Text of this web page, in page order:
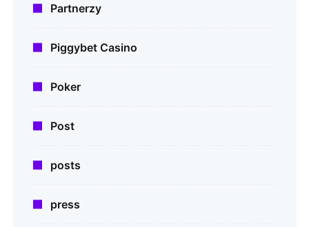
Partnerzy
Piggybet Casino
Poker
Post
posts
press